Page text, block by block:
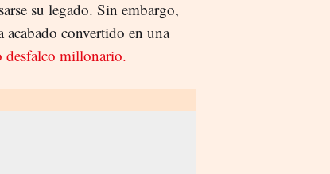
su legado. Sin embargo,
convertido en una
desfalco millonario.